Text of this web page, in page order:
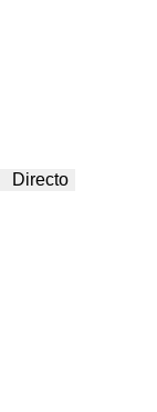
Directo